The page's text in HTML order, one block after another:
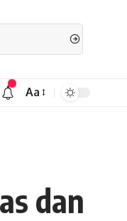
Aa
dan